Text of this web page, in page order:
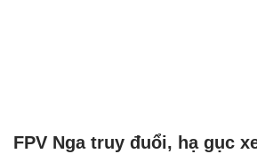
FPV Nga truy đuổi, hạ gục